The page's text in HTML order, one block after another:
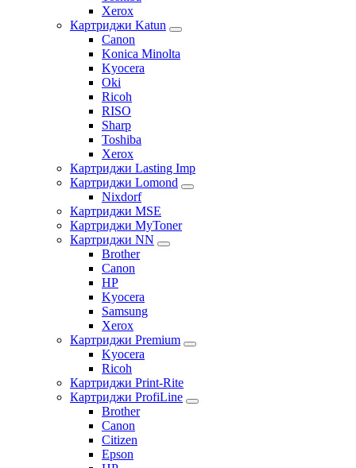
Xerox
Картриджи Katun
Canon
Konica Minolta
Kyocera
Oki
Ricoh
RISO
Sharp
Toshiba
Xerox
Картриджи Lasting Imp
Картриджи Lomond
Nixdorf
Картриджи MSE
Картриджи MyToner
Картриджи NN
Brother
Canon
HP
Kyocera
Samsung
Xerox
Картриджи Premium
Kyocera
Ricoh
Картриджи Print-Rite
Картриджи ProfiLine
Brother
Canon
Citizen
Epson